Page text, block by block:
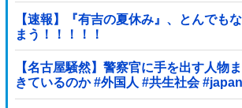
【速報】『有吉の夏休み』、とんでも
まう！！！！！
【名古屋騒然】警察官に手を出す人物
きているのか #外国人 #共生社会 #japan